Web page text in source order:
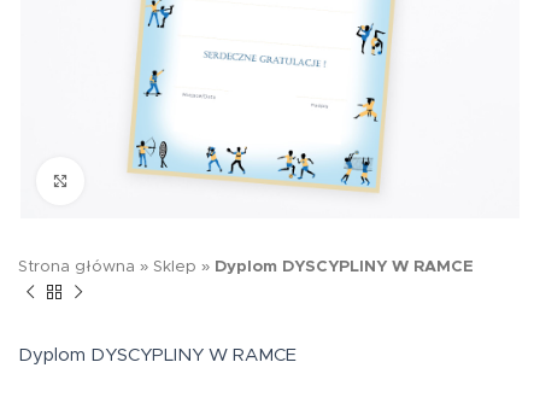
Kliknij aby powiększyć
Strona główna » Sklep » Dyplom DYSCYPLINY W RAMCE
Dyplom DYSCYPLINY W RAMCE